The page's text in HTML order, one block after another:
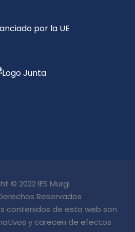
© 2022 IES Murgi
Reservados
contenidos de esta web son
y carecen de efectos